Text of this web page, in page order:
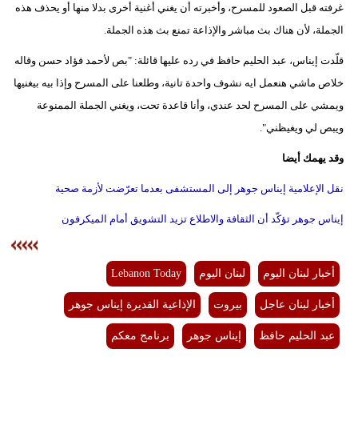
غرفته قبل الصعود للمسرح، وأخبرته أن يغني أغنية أخرى بدلا منها أو يحذف هذه
الجملة، لأن هناك بث مباشر والإذاعة تمنع بث هذه الجملة.
قلّدت إيناس، عبد الحليم حافظ في رده عليها قائلة: "بص لأحمد فؤاد حسن وقاله
خلاص ماشي هنعمل ايه نشوف واحدة تانية، وطلعنا على المسرح وإذا بيه بيغنيها
ويمشي على المسرح لحد عندي، وأنا قاعدة تحت، ويغني الجملة الممنوعة
ويبص لي ويغيظني".
وقد يهمك أيضا
نقل الإعلامية إيناس جوهر إلى المستشفى بعدما تعرّضت لأزمة صحية
إيناس جوهر تؤكّد أن الثقافة والاطلاع تزيد التشويق أمام الميكرفون
أخبار لبنان اليوم لبنان اليوم Lebanon Today
أخبار لبنان عاجل بيروت الإذاعية القديرة إيناس جوهر
عبد الحليم حافظ إيناس جوهر برنامج معكم